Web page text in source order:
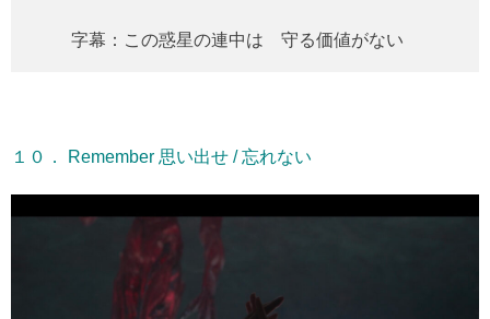
字幕：この惑星の連中は 守る価値がない
１０． Remember 思い出せ / 忘れない